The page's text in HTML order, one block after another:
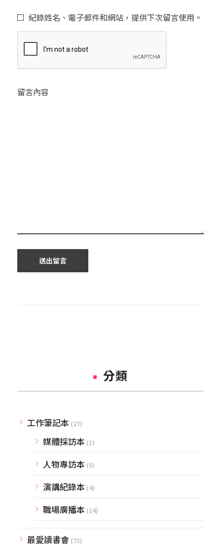
紀錄姓名、電子郵件和網站，提供下次留言使用。
留言內容
分類
工作筆記本 (27)
媒體採訪本 (1)
人物專訪本 (5)
演講紀錄本 (4)
職場廣播本 (14)
最愛讀書會 (73)